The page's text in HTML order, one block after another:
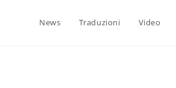
News Traduzioni Video